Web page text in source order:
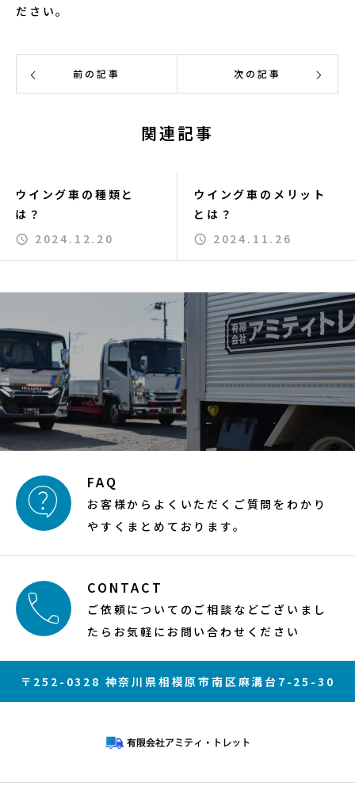
ださい。
前の記事 次の記事
関連記事
ウイング車の種類と
は？
2024.12.20
ウイング車のメリット
とは？
2024.11.26
 FAQ
お客様からよくいただくご質問をわかり
やすくまとめております。
 CONTACT
ご依頼についてのご相談などございまし
たらお気軽にお問い合わせください
〒252-0328 神奈川県相模原市南区麻溝台7-25-30